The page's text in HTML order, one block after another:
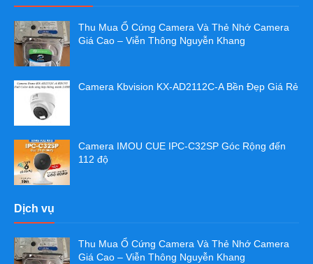
Thu Mua Ổ Cứng Camera Và Thẻ Nhớ Camera
Giá Cao – Viễn Thông Nguyễn Khang
Camera Kbvision KX-AD2112C-A Bền Đẹp Giá Rẻ
Camera IMOU CUE IPC-C32SP Góc Rộng đến
112 độ
Dịch vụ
Thu Mua Ổ Cứng Camera Và Thẻ Nhớ Camera
Giá Cao – Viễn Thông Nguyễn Khang